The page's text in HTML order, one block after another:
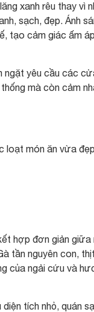
xanh rêu thay vì
sạch, đẹp. Ánh
tạo cảm giác ấm
ngặt yêu cầu các
mà còn cảm
loạt món ăn vừa đẹp
hợp đơn giản giữa
tần nguyên con, thịt
của ngải cứu và
tích nhỏ, quán